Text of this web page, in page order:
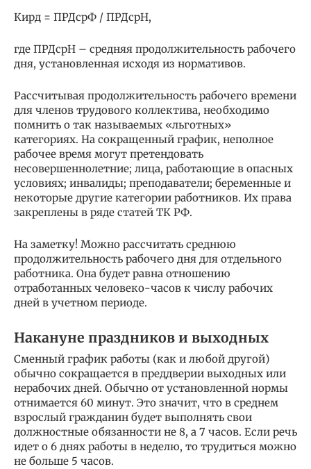
Кирд = ПРДсрФ / ПРДсрН,
где ПРДсрН – средняя продолжительность рабочего
дня, установленная исходя из нормативов.
Рассчитывая продолжительность рабочего времени
для членов трудового коллектива, необходимо
помнить о так называемых «льготных»
категориях. На сокращенный график, неполное
рабочее время могут претендовать
несовершеннолетние; лица, работающие в опасных
условиях; инвалиды; преподаватели; беременные и
некоторые другие категории работников. Их права
закреплены в ряде статей ТК РФ.
На заметку! Можно рассчитать среднюю
продолжительность рабочего дня для отдельного
работника. Она будет равна отношению
отработанных человеко-часов к числу рабочих
дней в учетном периоде.
Накануне праздников и выходных
Сменный график работы (как и любой другой)
обычно сокращается в преддверии выходных или
нерабочих дней. Обычно от установленной нормы
отнимается 60 минут. Это значит, что в среднем
взрослый гражданин будет выполнять свои
должностные обязанности не 8, а 7 часов. Если речь
идет о 6 днях работы в неделю, то трудиться можно
не больше 5 часов.